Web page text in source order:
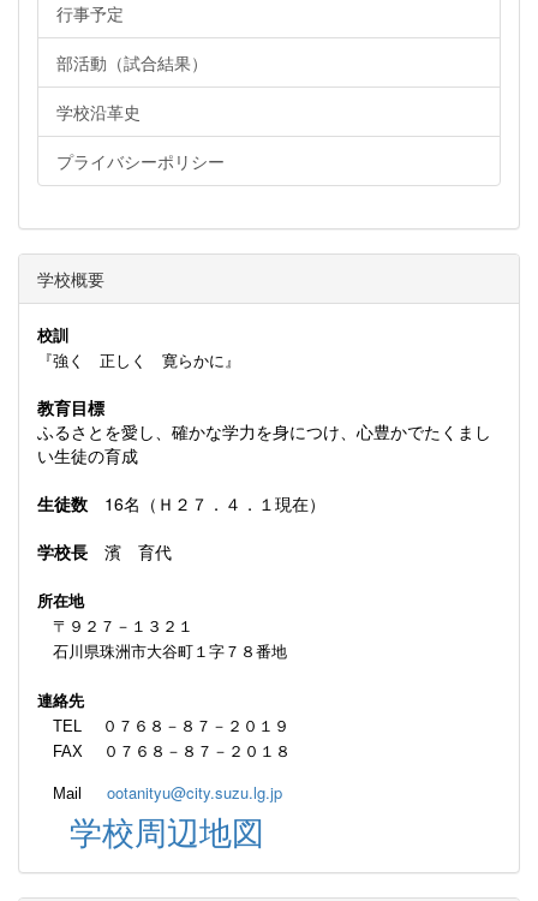
行事予定
部活動（試合結果）
学校沿革史
プライバシーポリシー
学校概要
校訓
『強く 正しく 寛らかに』
教育目標
ふるさとを愛し、確かな学力を身につけ、心豊かでたくまし
い生徒の育成
生徒数 16名（Ｈ２７．４．１現在）
学校長 濱 育代
所在地
〒９２７－１３２１
石川県珠洲市大谷町１字７８番地
連絡先
TEL ０７６８－８７－２０１９
FAX ０７６８－８７－２０１８
Mail ootanityu@city.suzu.lg.jp
学校周辺地図